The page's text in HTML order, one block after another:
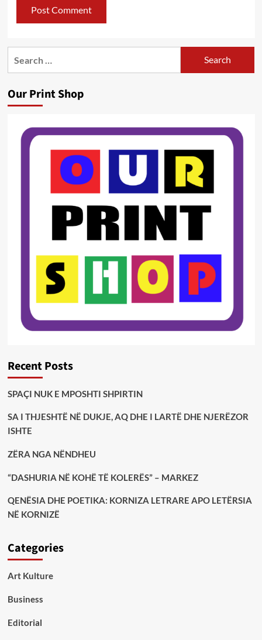
Our Print Shop
Recent Posts
SPAÇI NUK E MPOSHTI SHPIRTIN
SA I THJESHTË NË DUKJE, AQ DHE I LARTË DHE NJERËZOR
ISHTE
ZËRA NGA NËNDHEU
“DASHURIA NË KOHË TË KOLERËS” – MARKEZ
QENËSIA DHE POETIKA: KORNIZA LETRARE APO LETËRSIA
NË KORNIZË
Categories
Art Kulture
Business
Editorial